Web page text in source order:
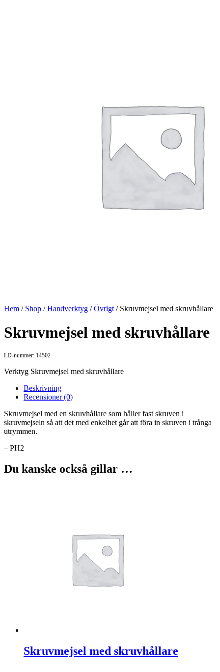
Hem / Shop /Handverktyg /Övrigt / Skruvmejsel med skruvhållare
Skruvmejsel med skruvhållare
LD-nummer: 14502
Verktyg Skruvmejsel med skruvhållare
Beskrivning
Recensioner (0)
Skruvmejsel med en skruvhållare som håller fast skruven i
skruvmejseln så att det med enkelhet går att föra in skruven i trånga
utrymmen.
– PH2
Du kanske också gillar …
Skruvmejsel med skruvhållare